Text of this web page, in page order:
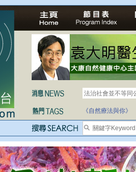
自家教育合法化-
《自然療法與你》